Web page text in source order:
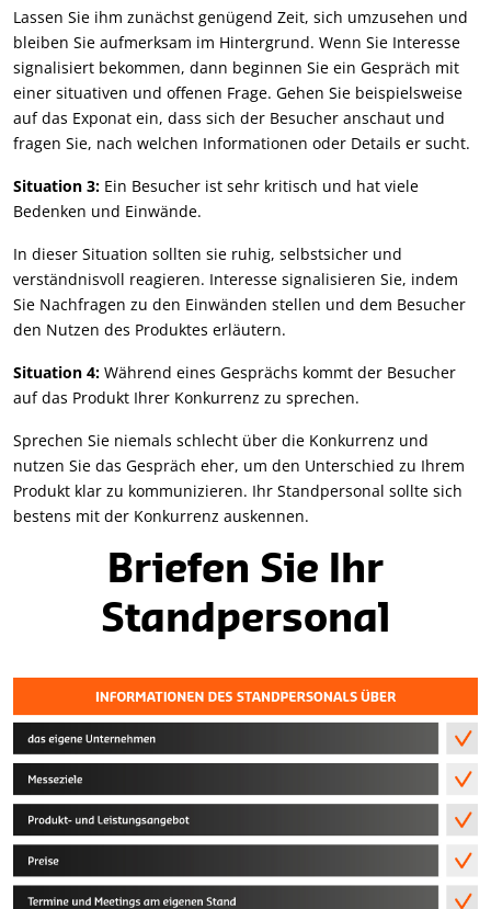
Lassen Sie ihm zunächst genügend Zeit, sich umzusehen und
bleiben Sie aufmerksam im Hintergrund. Wenn Sie Interesse
signalisiert bekommen, dann beginnen Sie ein Gespräch mit
einer situativen und offenen Frage. Gehen Sie beispielsweise
auf das Exponat ein, dass sich der Besucher anschaut und
fragen Sie, nach welchen Informationen oder Details er sucht.
Situation 3: Ein Besucher ist sehr kritisch und hat viele
Bedenken und Einwände.
In dieser Situation sollten sie ruhig, selbstsicher und
verständnisvoll reagieren. Interesse signalisieren Sie, indem
Sie Nachfragen zu den Einwänden stellen und dem Besucher
den Nutzen des Produktes erläutern.
Situation 4: Während eines Gesprächs kommt der Besucher
auf das Produkt Ihrer Konkurrenz zu sprechen.
Sprechen Sie niemals schlecht über die Konkurrenz und
nutzen Sie das Gespräch eher, um den Unterschied zu Ihrem
Produkt klar zu kommunizieren. Ihr Standpersonal sollte sich
bestens mit der Konkurrenz auskennen.
Briefen Sie Ihr
Standpersonal